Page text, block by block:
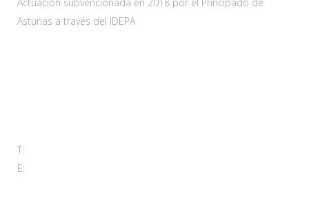
Asturias a través del IDEPA
T:
E: